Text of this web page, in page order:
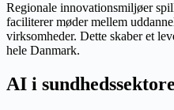
Regionale innovationsmiljøer
faciliterer møder mellem
virksomheder. Dette skaber et
hele Danmark.
AI i